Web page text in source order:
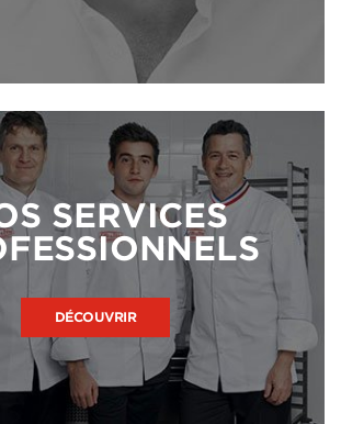
SERVICES
DÉCOUVRIR